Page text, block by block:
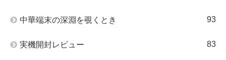
中華端末の深淵を覗くとき 93
実機開封レビュー 83